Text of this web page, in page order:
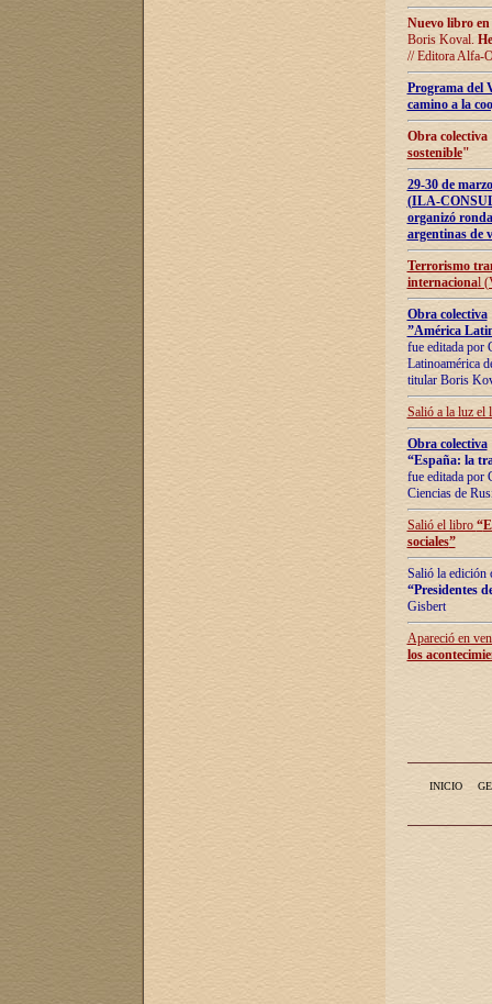
Nuevo libro
Boris Koval.
// Editora Alfa-
Programa del
camino a la
Obra
sostenible"
29-30 de
(ILA-
organizó
argentinas de
Terrorismo
internacional
Obra colectiva
”América
fue editada por
Latinoamérica
titular Boris
Salió a la luz el
Obra colectiva
“España: la
fue editada por
Ciencias de
Salió el libro “
sociales”
Salió la edición
“Presidentes
Gisbert
Apareció en
los
INICIO